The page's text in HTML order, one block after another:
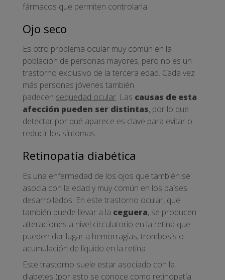
fármacos que permiten controlarla.
Ojo seco
Es otro problema ocular muy común en la
población de personas mayores, pero no es un
trastorno exclusivo de la tercera edad. Cada vez
más personas jóvenes también
padecen sequedad ocular. Las causas de esta
afección pueden ser distintas, por lo que
detectar por qué aparece es clave para evitar o
reducir los síntomas.
Retinopatía diabética
Es una enfermedad de los ojos que también se
asocia con la edad y muy común en los países
desarrollados. En este trastorno ocular, que
también puede llevar a la ceguera, se producen
alteraciones a nivel circulatorio en la retina que
pueden dar lugar a hemorragias, trombosis o
acumulación de líquido en la retina.
Este trastorno suele estar asociado con la
diabetes (por esto se conoce como retinopatía